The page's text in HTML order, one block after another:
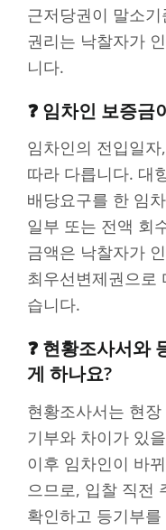
근저당권이 말소
권리는 낙찰자가
니다.
❓ 임차인 보증
임차인의 전입일
따라 다릅니다. 대
배당요구를 한 임
일부 또는 전액 회
금액은 낙찰자가
최우선변제권으로
습니다.
❓ 현황조사서와
게 하나요?
현황조사서는 현
기부와 차이가 있
이후 임차인이 바
으므로, 입찰 직전
확인하고 등기부